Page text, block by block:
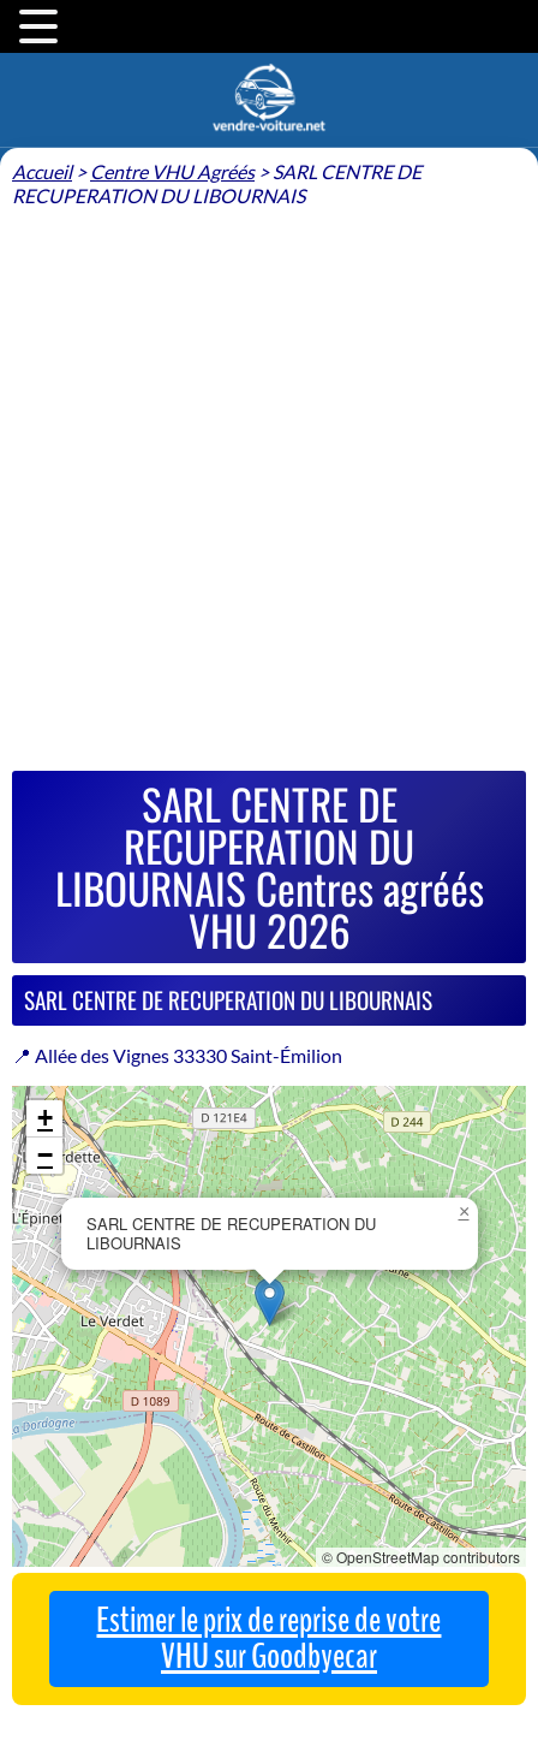
Accueil> Centre VHU Agréés>SARL CENTRE DE
RECUPERATION DU LIBOURNAIS
SARL CENTRE DE
RECUPERATION DU
LIBOURNAIS Centres agréés
VHU 2026
SARL CENTRE DE RECUPERATION DU LIBOURNAIS
📍 Allée des Vignes 33330 Saint-Émilion
SARL CENTRE DE RECUPERATION DU
LIBOURNAIS
×
+
−
© OpenStreetMap contributors
Estimer le prix de reprise de votre
VHU sur Goodbyecar